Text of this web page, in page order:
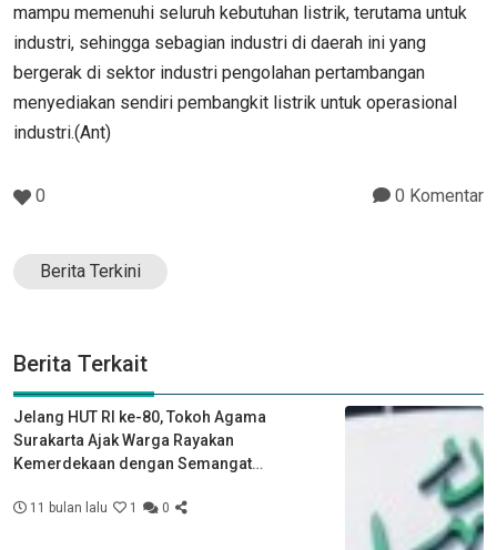
mampu memenuhi seluruh kebutuhan listrik, terutama untuk
industri, sehingga sebagian industri di daerah ini yang
bergerak di sektor industri pengolahan pertambangan
menyediakan sendiri pembangkit listrik untuk operasional
industri.(Ant)
0 0 Komentar
Berita Terkini
Berita Terkait
Jelang HUT RI ke-80, Tokoh Agama
Surakarta Ajak Warga Rayakan
Kemerdekaan dengan Semangat
11 bulan lalu 1 0